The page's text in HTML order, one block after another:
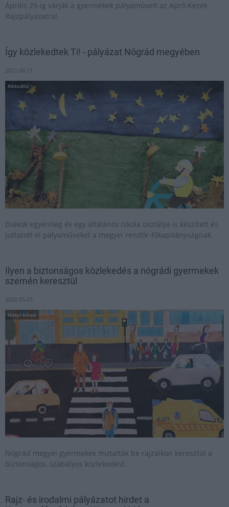
Április 29-ig várják a gyermekek pályaműveit az Apró Kezek
Rajzpályázatra!
Így közlekedtek Ti! - pályázat Nógrád megyében
2021.06.11
Aktuális
Diákok egyénileg és egy általános iskola osztálya is készített és
juttatott el pályaműveket a megyei rendőr-főkapitányságnak.
Ilyen a biztonságos közlekedés a nógrádi gyermekek
szemén keresztül
2020.05.05
Helyi hírek
Nógrád megyei gyermekek mutatták be rajzaikon keresztül a
biztonságos, szabályos közlekedést.
Rajz- és irodalmi pályázatot hirdet a